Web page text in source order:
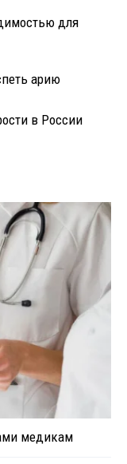
для
арию
в России
медикам